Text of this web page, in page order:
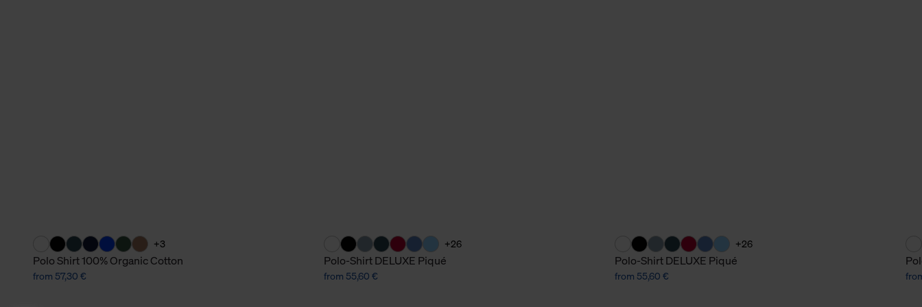
+3
Polo Shirt 100% Organic Cotton
from 57,30 €
+26
Polo-Shirt DELUXE Piqué
from 55,60 €
+26
Polo-Shirt DELUXE Piqué
from 55,60 €